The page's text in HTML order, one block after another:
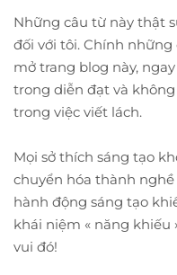
Những câu từ này thật
đối với tôi. Chính
mở trang blog này,
trong diễn đạt và
trong việc viết lách.
Mọi sở thích sáng tạo
chuyển hóa thành
hành động sáng tạo
khái niệm « năng khiếu
vui đó!